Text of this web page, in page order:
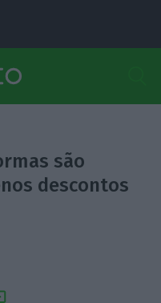
são
descontos